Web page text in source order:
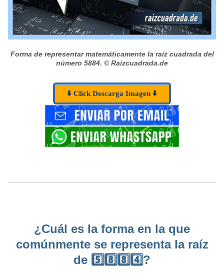
Forma de representar matemáticamente la raíz cuadrada del
número 5884. © Raizcuadrada.de
⬇️ Click Descarga Imagen ⬇️
¿Cuál es la forma en la que
comúnmente se representa la raíz
de 5️⃣8️⃣8️⃣4️⃣?